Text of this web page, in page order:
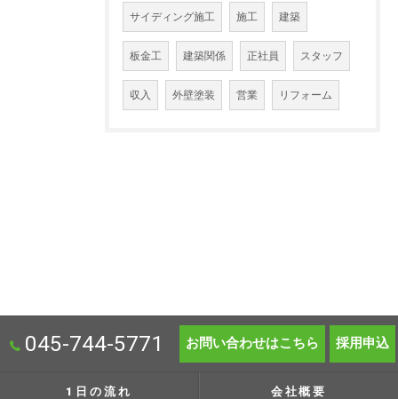
サイディング施工 施工 建築
板金工 建築関係 正社員 スタッフ
収入 外壁塗装 営業 リフォーム
045-744-5771 お問い合わせはこちら 採用申込
1日の流れ 会社概要